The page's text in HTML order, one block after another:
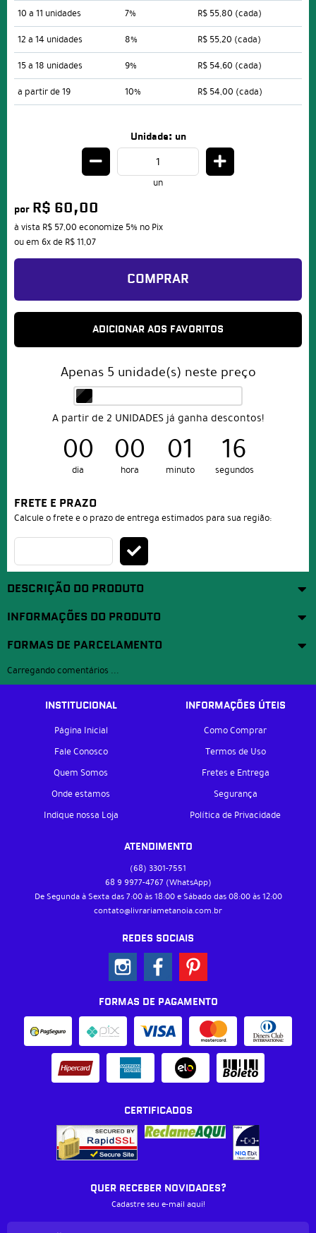
10 a 11 unidades
7% R$ 55,80 (cada)
12 a 14 unidades
8% R$ 55,20 (cada)
15 a 18 unidades
9% R$ 54,60 (cada)
a partir de 19
10% R$ 54,00 (cada)
Unidade: un
un
por R$ 60,00
à vista R$ 57,00 economize 5% no Pix
ou em 6xde R$ 11,07
COMPRAR
ADICIONAR AOS FAVORITOS
Apenas 5 unidade(s) neste preço
A partir de 2 UNIDADES já ganha descontos!
00
dia
00
hora
01
minuto
15
segundos
FRETE E PRAZO
Calcule o frete e o prazo de entrega estimados para sua região:
DESCRIÇÃO DO PRODUTO
INFORMAÇÕES DO PRODUTO
FORMAS DE PARCELAMENTO
Carregando comentários ...
INSTITUCIONAL
Página Inicial
Fale Conosco
Quem Somos
Onde estamos
Indique nossa Loja
INFORMAÇÕES ÚTEIS
Como Comprar
Termos de Uso
Fretes e Entrega
Segurança
Política de Privacidade
ATENDIMENTO
(68) 3301-7551
68 9 9977-4767 (WhatsApp)
De Segunda à Sexta das 7:00 às 18:00 e Sábado das 08:00 às 12:00
contato@livrariametanoia.com.br
REDES SOCIAIS
FORMAS DE PAGAMENTO
CERTIFICADOS
QUER RECEBER NOVIDADES?
Cadastre seu e-mail aqui!